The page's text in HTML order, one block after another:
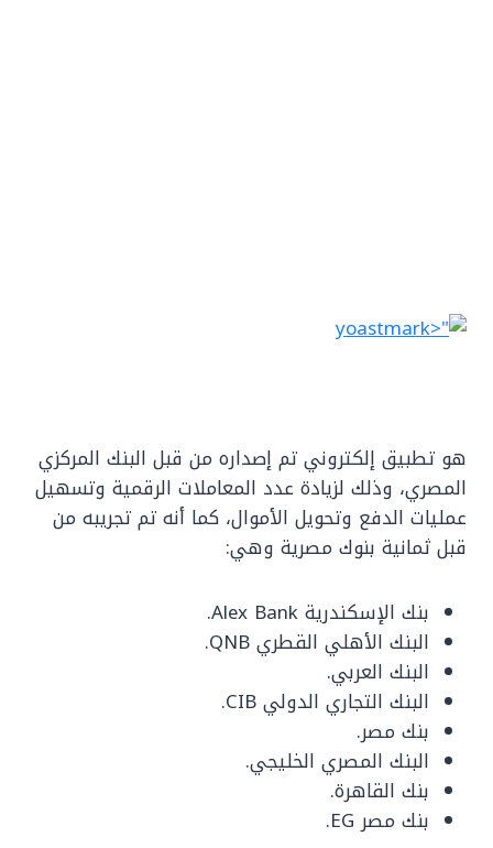
هو تطبيق إلكتروني تم إصداره من قبل البنك المركزي
المصري، وذلك لزيادة عدد المعاملات الرقمية وتسهيل
عمليات الدفع وتحويل الأموال، كما أنه تم تجريبه من
قبل ثمانية بنوك مصرية وهي:
بنك الإسكندرية Alex Bank.
البنك الأهلي القطري QNB.
البنك العربي.
البنك التجاري الدولي CIB.
بنك مصر.
البنك المصري الخليجي.
بنك القاهرة.
بنك مصر EG.